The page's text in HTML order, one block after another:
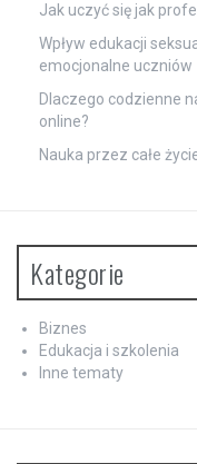
Jak uczyć się jak
Wpływ edukacji
emocjonalne uczniów
Dlaczego codzienne
online?
Nauka przez całe
Kategorie
Biznes
Edukacja i szkolenia
Inne tematy